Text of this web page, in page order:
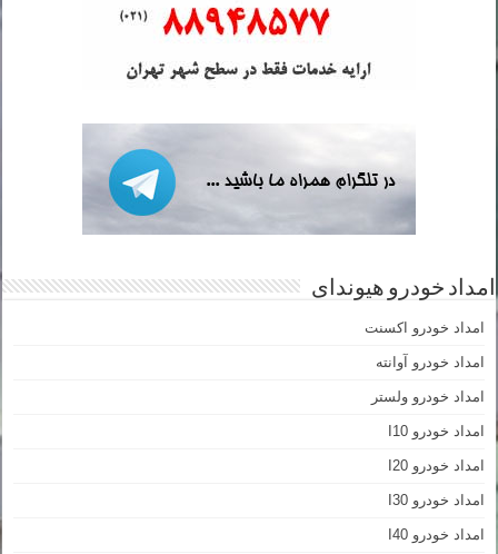
امداد خودرو هیوندای
امداد خودرو اکسنت
امداد خودرو آوانته
امداد خودرو ولستر
امداد خودرو I10
امداد خودرو I20
امداد خودرو I30
امداد خودرو I40